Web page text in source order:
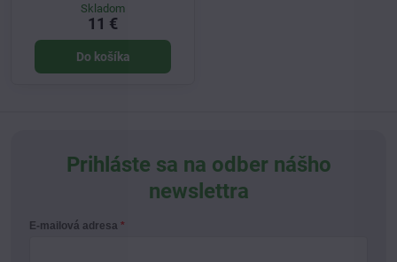
Skladom
11 €
Do košíka
Prihláste sa na odber nášho
newslettra
E-mailová adresa